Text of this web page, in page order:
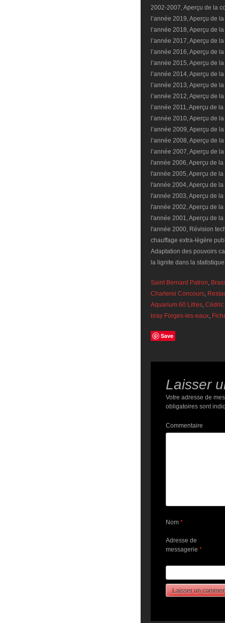
Saint Bernard Patron,
Charleroi Concours,
Aquarium 60 Litres, Cédric
bray Forges-les-eaux,
Save
Laisser
Votre adresse de
obligatoires sont
Commentaire
Nom *
Adresse de
messagerie *